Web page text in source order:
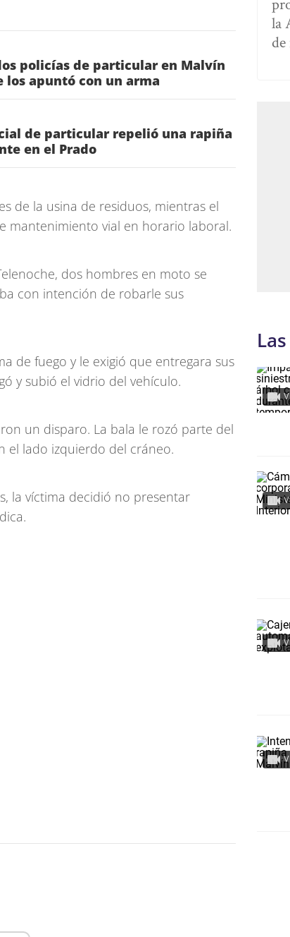
policías de particular en Malvín
apuntó con un arma
de particular repelió una rapiña
en el Prado
de la usina de residuos, mientras el
mantenimiento vial en horario laboral.
dos hombres en moto se
con intención de robarle sus
de fuego y le exigió que entregara sus
y subió el vidrio del vehículo.
un disparo. La bala le rozó parte del
el lado izquierdo del cráneo.
la víctima decidió no presentar
la